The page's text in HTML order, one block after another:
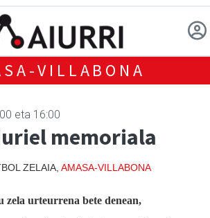
VILLABONA
eta 16:00
memoriala
ZELAIA, AMASA-VILLABONA
urteurrena bete denean,